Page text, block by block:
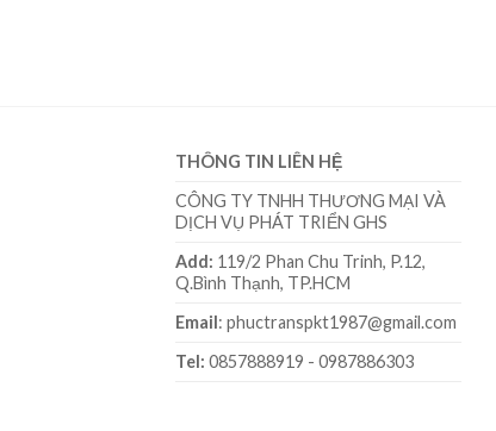
THÔNG TIN LIÊN HỆ
CÔNG TY TNHH THƯƠNG MẠI VÀ
DỊCH VỤ PHÁT TRIỂN GHS
Add: 119/2 Phan Chu Trinh, P.12,
Q.Bình Thạnh, TP.HCM
Email: phuctranspkt1987@gmail.com
Tel: 0857888919 - 0987886303